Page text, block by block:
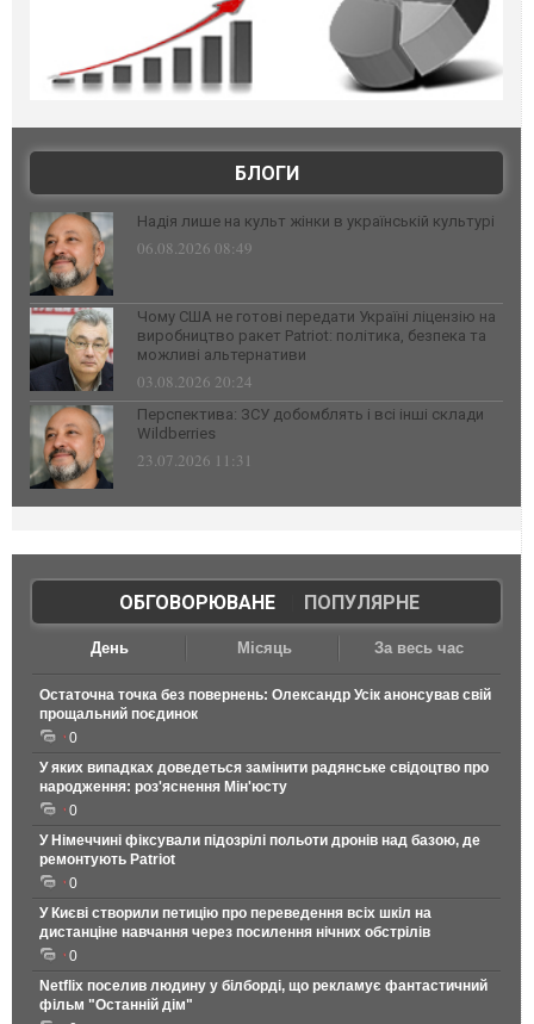
БЛОГИ
Надія лише на культ жінки в українській культурі
06.08.2026 08:49
Чому США не готові передати Україні ліцензію на
виробництво ракет Patriot: політика, безпека та
можливі альтернативи
03.08.2026 20:24
Перспектива: ЗСУ добомблять і всі інші склади
Wildberries
23.07.2026 11:31
ОБГОВОРЮВАНЕ| ПОПУЛЯРНЕ
День Місяць За весь час
Остаточна точка без повернень: Олександр Усік анонсував свій
прощальний поєдинок
0
У яких випадках доведеться замінити радянське свідоцтво про
народження: роз'яснення Мін'юсту
0
У Німеччині фіксували підозрілі польоти дронів над базою, де
ремонтують Patriot
0
У Києві створили петицію про переведення всіх шкіл на
дистанціне навчання через посилення нічних обстрілів
0
Netflix поселив людину у білборді, що рекламує фантастичний
фільм "Останній дім"